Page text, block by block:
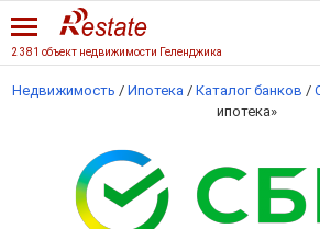
2 381 объект недвижимости Геленджика
Недвижимость / Ипотека / Каталог банков /
ипотека»